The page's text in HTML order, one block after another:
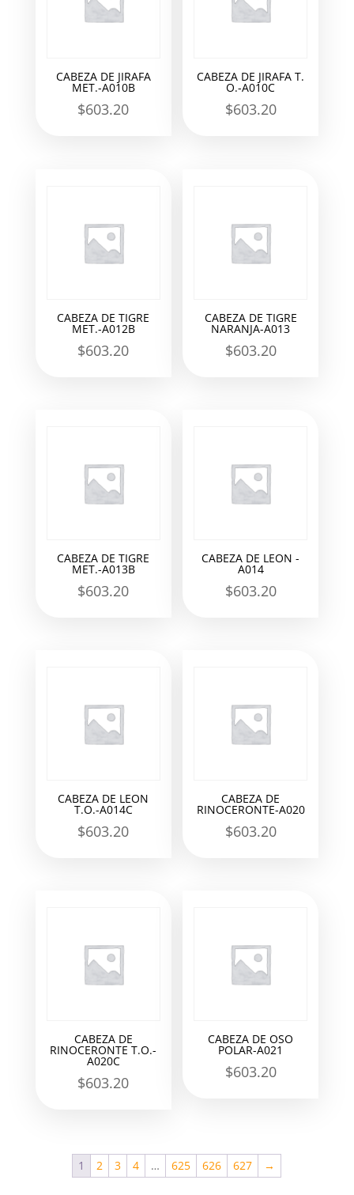
CABEZA DE JIRAFA
MET.-A010B
$603.20
CABEZA DE JIRAFA T.
O.-A010C
$603.20
CABEZA DE TIGRE
MET.-A012B
$603.20
CABEZA DE TIGRE
NARANJA-A013
$603.20
CABEZA DE TIGRE
MET.-A013B
$603.20
CABEZA DE LEON -
A014
$603.20
CABEZA DE LEON
T.O.-A014C
$603.20
CABEZA DE
RINOCERONTE-A020
$603.20
CABEZA DE
RINOCERONTE T.O.-
A020C
$603.20
CABEZA DE OSO
POLAR-A021
$603.20
1 2 3 4 … 625 626 627 →